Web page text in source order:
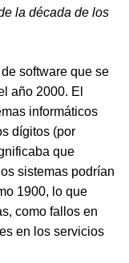
la década de los
software que se
año 2000. El
informáticos
dígitos (por
que
sistemas podrían
1900, lo que
como fallos en
en los servicios